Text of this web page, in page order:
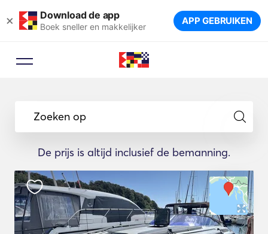
× Download de app
Boek sneller en makkelijker APP GEBRUIKEN
Zoeken op
De prijs is altijd inclusief de bemanning.